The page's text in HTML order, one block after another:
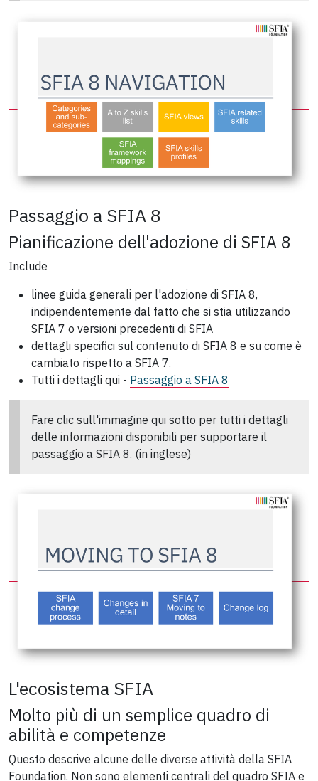
Passaggio a SFIA 8
Pianificazione dell'adozione di SFIA 8
Include
linee guida generali per l'adozione di SFIA 8,
indipendentemente dal fatto che si stia utilizzando
SFIA 7 o versioni precedenti di SFIA
dettagli specifici sul contenuto di SFIA 8 e su come è
cambiato rispetto a SFIA 7.
Tutti i dettagli qui - Passaggio a SFIA 8
Fare clic sull'immagine qui sotto per tutti i dettagli
delle informazioni disponibili per supportare il
passaggio a SFIA 8. (in inglese)
L'ecosistema SFIA
Molto più di un semplice quadro di
abilità e competenze
Questo descrive alcune delle diverse attività della SFIA
Foundation. Non sono elementi centrali del quadro SFIA e